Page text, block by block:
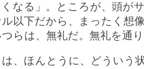
くなる」。ところが、頭が
以下だから、まったく想
らは、無礼だ。無礼を通り
、ほんとうに、どういう